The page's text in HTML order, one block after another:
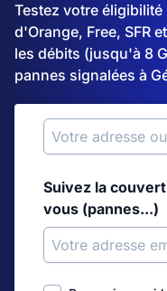
Testez votre
d'Orange, Free, SFR
les débits (jusqu'à 8
pannes signalées à
Suivez la
vous (pannes...)